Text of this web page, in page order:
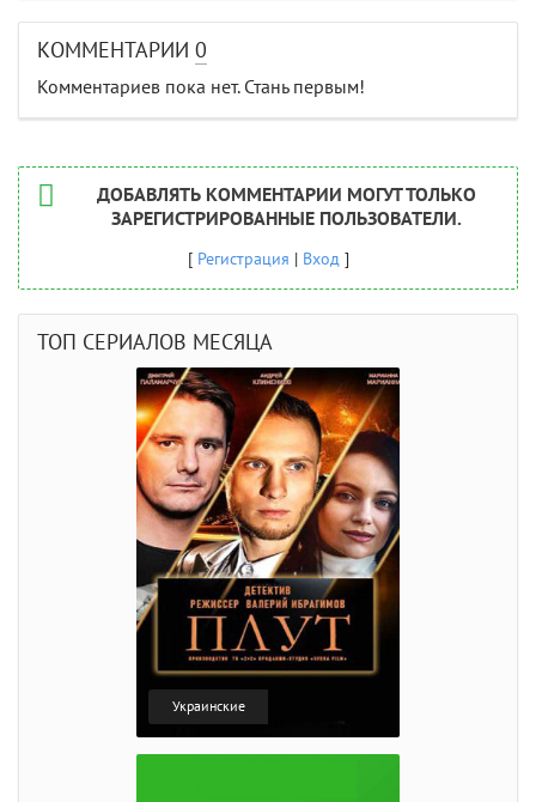
КОММЕНТАРИИ 0
Комментариев пока нет. Стань первым!
ДОБАВЛЯТЬ КОММЕНТАРИИ МОГУТ ТОЛЬКО
ЗАРЕГИСТРИРОВАННЫЕ ПОЛЬЗОВАТЕЛИ.
[ Регистрация | Вход]
ТОП СЕРИАЛОВ МЕСЯЦА
Украинские